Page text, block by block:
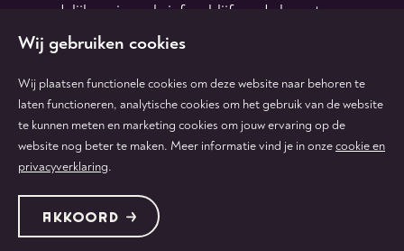
maandelijkse nieuwsbrief en blijf op de hoogte.
Volg
ons
op
tiktok
Volg
ons
op
facebook
Volg
ons
instagram
Volg
ons
Volg
ons
Protected by:de Merkplaats
Colofon & disclaimer
Privacy & cookies
Wij gebruiken cookies
Wij plaatsen functionele cookies om deze website naar behoren te
laten functioneren, analytische cookies om het gebruik van de website
te kunnen meten en marketing cookies om jouw ervaring op de
website nog beter te maken. Meer informatie vind je in onzecookie en
privacyverklaring.
AKKOORD